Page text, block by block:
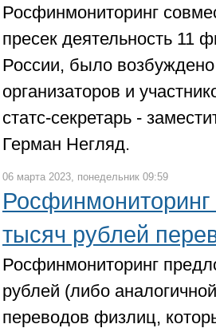
Росфинмониторинг
пресек деятельность 11
России, было
организаторов и
статс-секретарь -
Герман Негляд.
06 марта 2023, понедельник 09:59
тысяч рублей
Росфинмониторинг
рублей (либо
переводов физлиц,